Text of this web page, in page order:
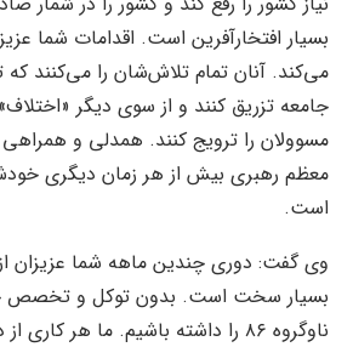
بسیار افتخارآفرین است. اقدامات شما
می‌کند. آنان تمام تلاش‌شان را می‌کنند که
جامعه تزریق کنند و از سوی دیگر
مسوولان را ترویج کنند. همدلی و
معظم رهبری بیش از هر زمان دیگری
است.
وی گفت: دوری چندین ماهه شما عزیزان
بسیار سخت است. بدون توکل و تخصص
ناوگروه ۸۶ را داشته باشیم. ما هر